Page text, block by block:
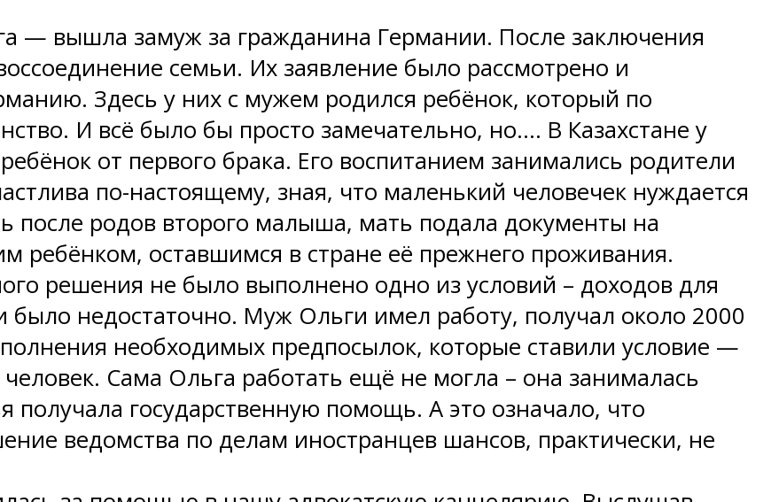
— вышла замуж за гражданина Германии. После заключения
семьи. Их заявление было рассмотрено и
Здесь у них с мужем родился ребёнок, который по
И всё было бы просто замечательно, но…. В Казахстане у
от первого брака. Его воспитанием занимались родители
по-настоящему, зная, что маленький человечек нуждается
родов второго малыша, мать подала документы на
ребёнком, оставшимся в стране её прежнего проживания.
решения не было выполнено одно из условий – доходов для
было недостаточно. Муж Ольги имел работу, получал около 2000
необходимых предпосылок, которые ставили условие —
Сама Ольга работать ещё не могла – она занималась
государственную помощь. А это означало, что
ведомства по делам иностранцев шансов, практически, не